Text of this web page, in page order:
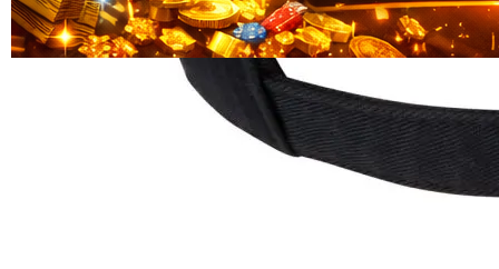
Read
13
Reviews.
HT OFFICIAL
SUSTER123
SUSTER 123